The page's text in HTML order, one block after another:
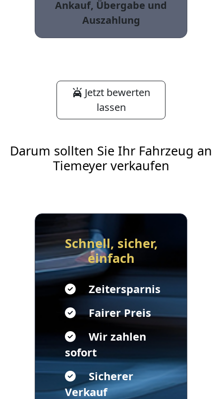
Ankauf, Übergabe und
Auszahlung
Jetzt bewerten
lassen
Darum sollten Sie Ihr Fahrzeug an
Tiemeyer verkaufen
Schnell, sicher,
einfach
Zeitersparnis
Fairer Preis
Wir zahlen
sofort
Sicherer
Verkauf